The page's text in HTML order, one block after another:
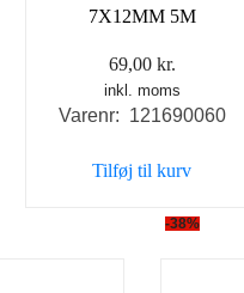
7X12MM 5M
69,00 kr.
inkl. moms
Varenr: 121690060
Tilføj til kurv
-38%